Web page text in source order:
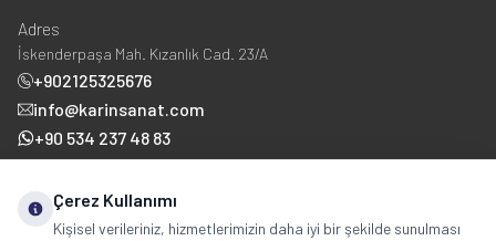
Adres
İskenderpaşa Mah. Kızanlık Cad. 23/A
+902125325676
info@karinsanat.com
+90 534 237 48 83
Çerez Kullanımı
Kişisel verileriniz, hizmetlerimizin daha iyi bir şekilde sunulması